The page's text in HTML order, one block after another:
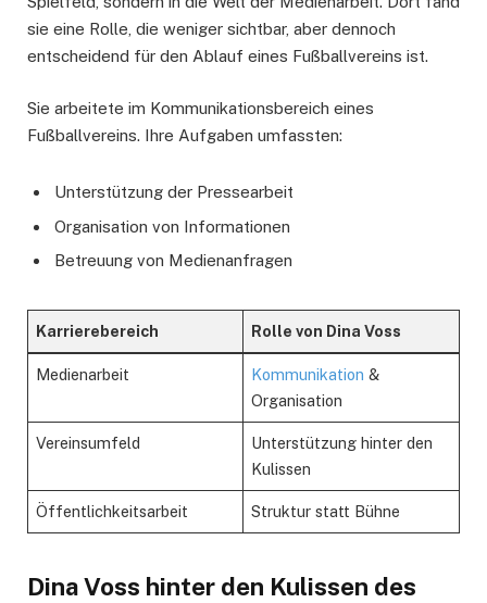
sie eine Rolle, die weniger sichtbar, aber dennoch
entscheidend für den Ablauf eines Fußballvereins ist.
Sie arbeitete im Kommunikationsbereich eines
Fußballvereins. Ihre Aufgaben umfassten:
Unterstützung der Pressearbeit
Organisation von Informationen
Betreuung von Medienanfragen
Karrierebereich Rolle von Dina Voss
Medienarbeit Kommunikation &
Organisation
Vereinsumfeld
Unterstützung hinter den
Kulissen
Öffentlichkeitsarbeit Struktur statt Bühne
Dina Voss hinter den Kulissen des